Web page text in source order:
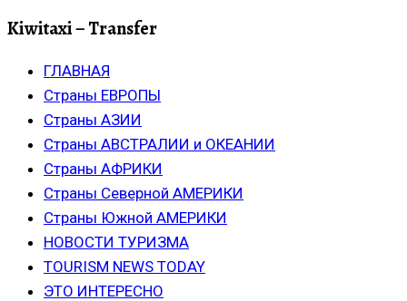
Kiwitaxi – Transfer
ГЛАВНАЯ
Страны ЕВРОПЫ
Страны АЗИИ
Страны АВСТРАЛИИ и ОКЕАНИИ
Страны АФРИКИ
Страны Северной АМЕРИКИ
Страны Южной АМЕРИКИ
НОВОСТИ ТУРИЗМА
TOURISM NEWS TODAY
ЭТО ИНТЕРЕСНО